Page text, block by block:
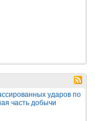
ударов по
часть добычи